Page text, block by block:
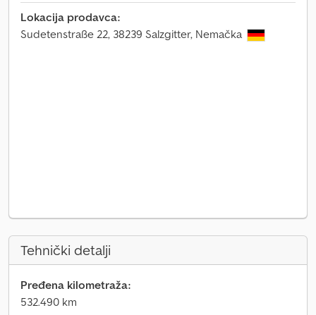
Lokacija prodavca:
Sudetenstraße 22, 38239 Salzgitter, Nemačka
Tehnički detalji
Pređena kilometraža:
532.490 km